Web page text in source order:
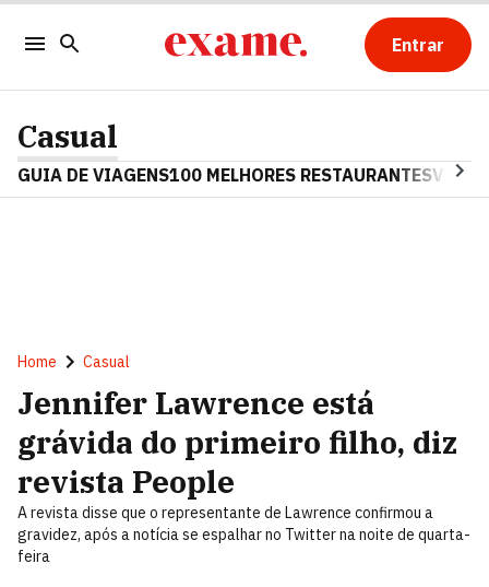
Entrar
Casual
GUIA DE VIAGENS100 MELHORES RESTAURANTES
Home Casual
Jennifer Lawrence está
grávida do primeiro filho, diz
revista People
A revista disse que o representante de Lawrence confirmou a
gravidez, após a notícia se espalhar no Twitter na noite de quarta-
feira